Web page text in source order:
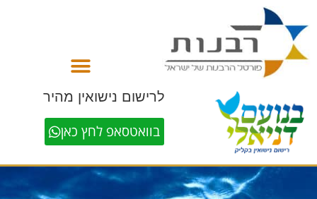
לרישום נישואין מהיר
בוואטסאפ לחץ כאן